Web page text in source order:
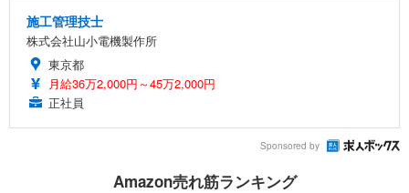
施工管理技士
株式会社山小電機製作所
東京都
月給36万2,000円～45万2,000円
正社員
Sponsored by
Amazon売れ筋ランキング